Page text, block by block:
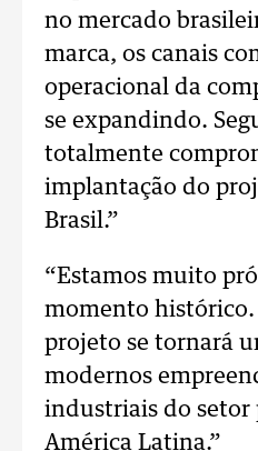
no mercado
marca, os canais
operacional da
se expandindo.
totalmente
implantação do
Brasil.”
“Estamos muito
momento histórico.
projeto se tornará
modernos
industriais do setor
América Latina.”